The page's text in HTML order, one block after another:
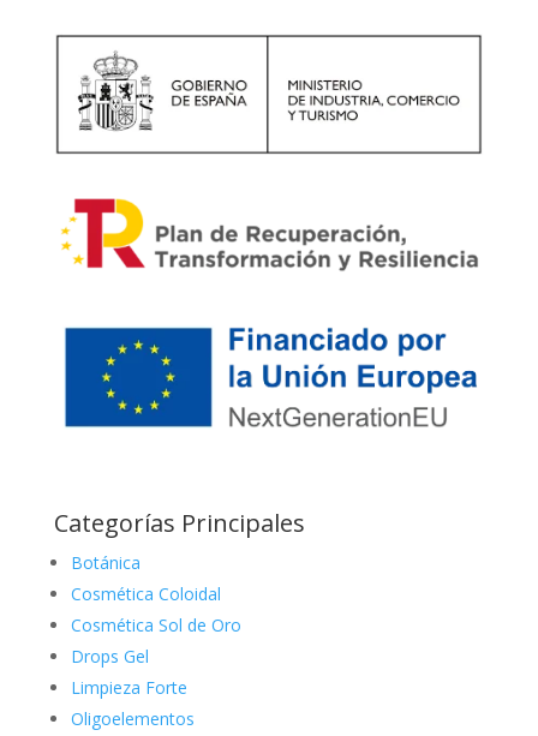
Categorías Principales
Botánica
Cosmética Coloidal
Cosmética Sol de Oro
Drops Gel
Limpieza Forte
Oligoelementos